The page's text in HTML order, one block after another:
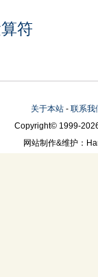
符
关于本站 - 联系我
Copyright© 1999-
网站制作&维护：